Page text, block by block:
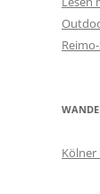
Kölner